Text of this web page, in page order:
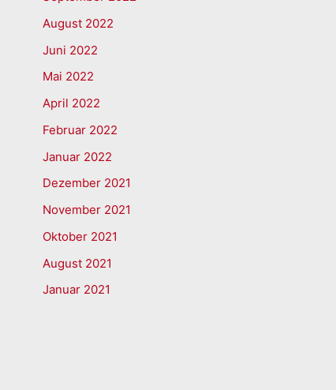
August 2022
Juni 2022
Mai 2022
April 2022
Februar 2022
Januar 2022
Dezember 2021
November 2021
Oktober 2021
August 2021
Januar 2021